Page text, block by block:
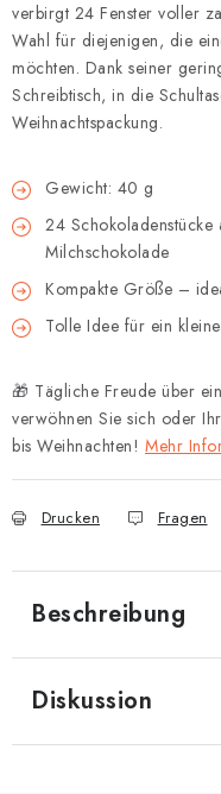
verbirgt 24 Fenster voller
Wahl für diejenigen, die
möchten. Dank seiner
Schreibtisch, in die
Weihnachtspackung.
Gewicht: 40 g
24
Milchschokolade
Kompakte Größe –
Tolle Idee für ein
🎁 Tägliche Freude über
verwöhnen Sie sich oder
bis Weihnachten! Mehr
Drucken Fragen
Beschreibung
Diskussion